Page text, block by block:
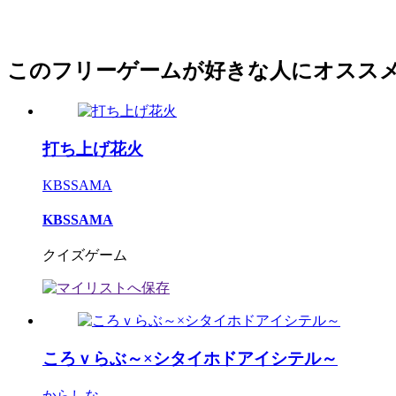
このフリーゲームが好きな人にオスス
打ち上げ花火
KBSSAMA
KBSSAMA
クイズゲーム
ころｖらぶ～×シタイホドアイシテル～